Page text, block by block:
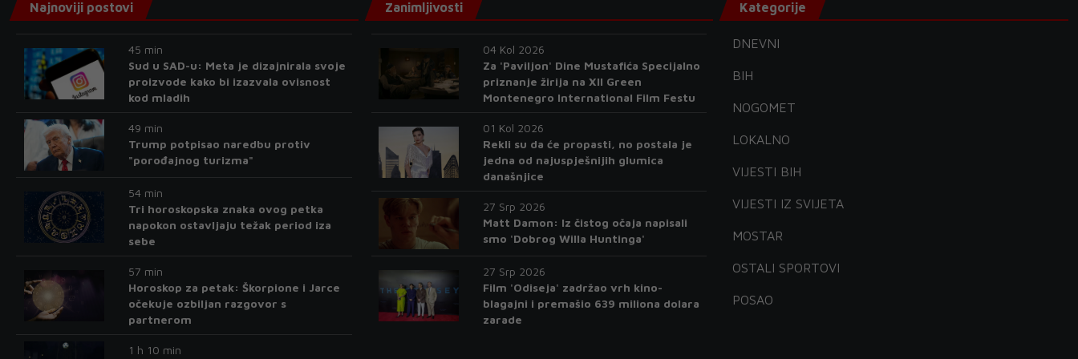
Najnoviji postovi
45 min
Sud u SAD-u: Meta je dizajnirala svoje
proizvode kako bi izazvala ovisnost
kod mladih
49 min
Trump potpisao naredbu protiv
"porođajnog turizma"
54 min
Tri horoskopska znaka ovog petka
napokon ostavljaju težak period iza
sebe
57 min
Horoskop za petak: Škorpione i Jarce
očekuje ozbiljan razgovor s
partnerom
1 h 10 min
Zanimljivosti
04 Kol 2026
Za 'Paviljon' Dine Mustafića Specijalno
priznanje žirija na XII Green
Montenegro International Film Festu
01 Kol 2026
Rekli su da će propasti, no postala je
jedna od najuspješnijih glumica
današnjice
27 Srp 2026
Matt Damon: Iz čistog očaja napisali
smo 'Dobrog Willa Huntinga'
27 Srp 2026
Film 'Odiseja' zadržao vrh kino-
blagajni i premašio 639 miliona dolara
zarade
Kategorije
DNEVNI
BIH
NOGOMET
LOKALNO
VIJESTI BIH
VIJESTI IZ SVIJETA
MOSTAR
OSTALI SPORTOVI
POSAO